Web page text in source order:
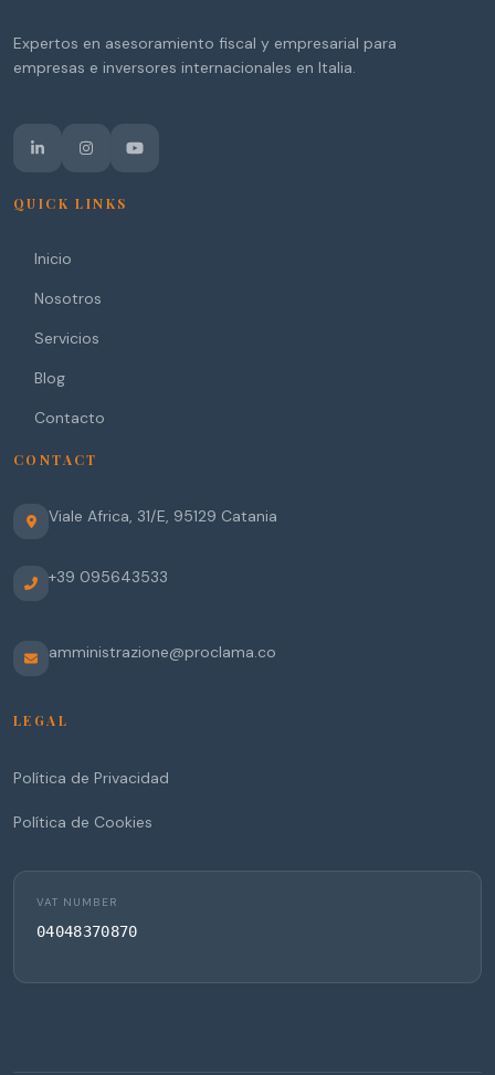
Expertos en asesoramiento fiscal y empresarial para
empresas e inversores internacionales en Italia.
QUICK LINKS
Inicio
Nosotros
Servicios
Blog
Contacto
CONTACT
Viale Africa, 31/E, 95129 Catania
+39 095643533
amministrazione@proclama.co
LEGAL
Política de Privacidad
Política de Cookies
VAT NUMBER
04048370870